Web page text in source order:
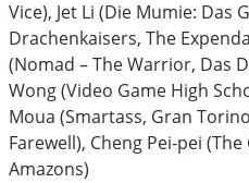
Vice), Jet Li (Die Mumie: Das
Drachenkaisers, The
(Nomad – The Warrior, Das
Wong (Video Game High
Moua (Smartass, Gran
Farewell), Cheng Pei-pei
Amazons)